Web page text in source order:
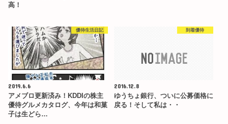
高！
優待生活日記
2019.6.6
アメブロ更新済み！KDDIの株主
優待グルメカタログ、今年は和菓
子は生どら…
到着優待
2016.12.8
ゆうちょ銀行、ついに公募価格に
戻る！そして私は・・